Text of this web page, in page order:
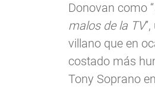
Donovan como “
malos de la TV
villano que en
costado más
Tony Soprano en